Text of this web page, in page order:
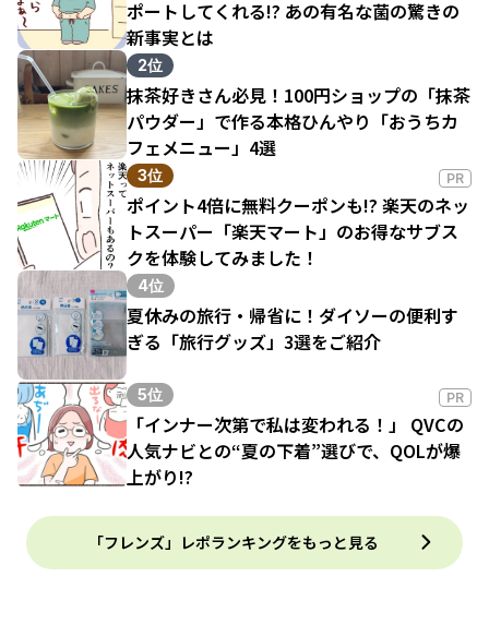
ポートしてくれる!? あの有名な菌の驚きの
新事実とは
2位
抹茶好きさん必見！100円ショップの「抹茶
パウダー」で作る本格ひんやり「おうちカ
フェメニュー」4選
3位 PR
ポイント4倍に無料クーポンも!? 楽天のネッ
トスーパー「楽天マート」のお得なサブス
クを体験してみました！
4位
夏休みの旅行・帰省に！ダイソーの便利す
ぎる「旅行グッズ」3選をご紹介
5位 PR
「インナー次第で私は変われる！」 QVCの
人気ナビとの“夏の下着”選びで、QOLが爆
上がり!?
「フレンズ」レポランキングをもっと見る